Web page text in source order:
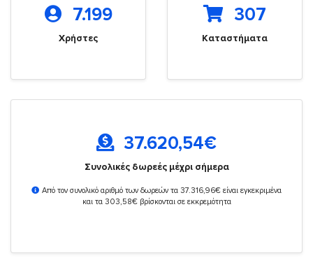
7.199
Χρήστες
307
Καταστήματα
37.620,54€
Συνολικές δωρεές μέχρι σήμερα
Από τον συνολικό αριθμό των δωρεών τα 37.316,96€ είναι εγκεκριμένα
και τα 303,58€ βρίσκονται σε εκκρεμότητα